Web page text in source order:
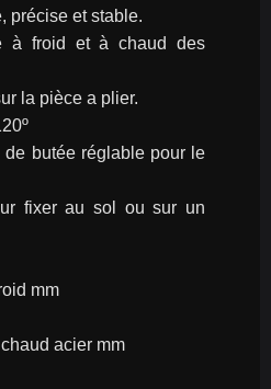
précise et stable.
à froid et à chaud des
la pièce a plier.
de butée réglable pour le
fixer au sol ou sur un
mm
acier mm